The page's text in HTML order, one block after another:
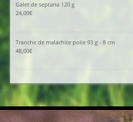
Galet de septaria 120 g
24,00€
Tranche de malachite polie 93 g - 8 cm
48,00€